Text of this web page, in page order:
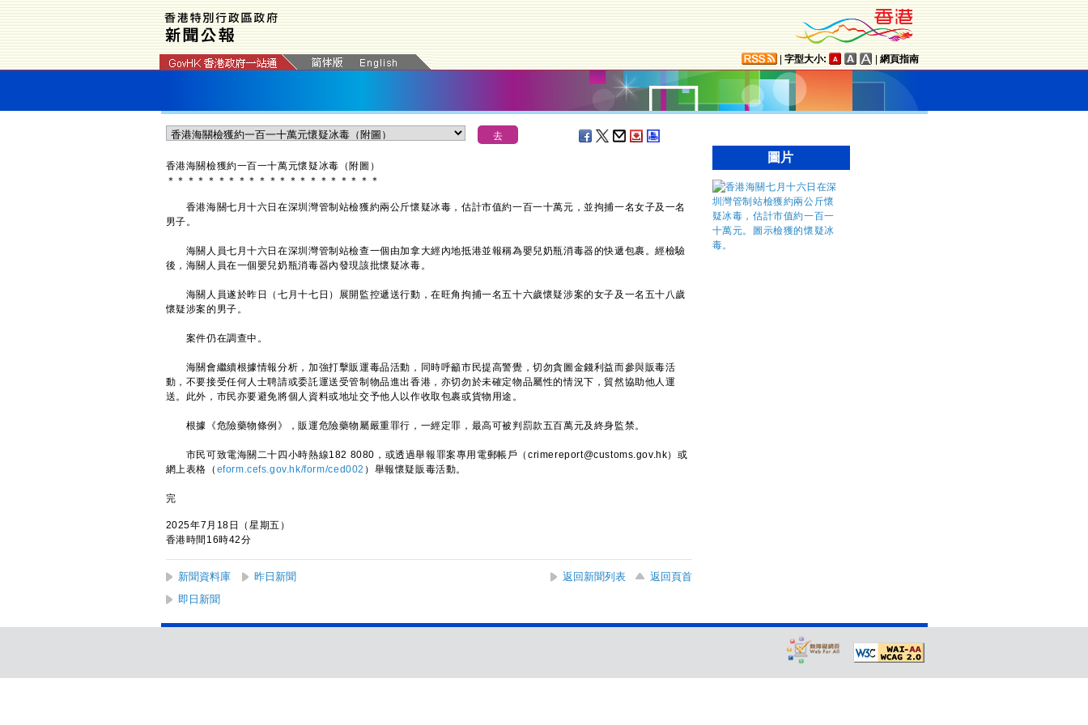
字型大小: 網頁指南
​香港海關檢獲約一百一十萬元懷疑冰毒（附圖）
＊ ＊ ＊ ＊ ＊ ＊ ＊ ＊ ＊ ＊ ＊ ＊ ＊ ＊ ＊ ＊ ＊ ＊ ＊ ＊ ＊
香港海關七月十六日在深圳灣管制站檢獲約兩公斤懷疑冰毒，估計市值約一百一十萬元，並拘捕一名女子及一名
男子。
海關人員七月十六日在深圳灣管制站檢查一個由加拿大經內地抵港並報稱為嬰兒奶瓶消毒器的快遞包裹。經檢驗
後，海關人員在一個嬰兒奶瓶消毒器內發現該批懷疑冰毒。
海關人員遂於昨日（七月十七日）展開監控遞送行動，在旺角拘捕一名五十六歲懷疑涉案的女子及一名五十八歲
懷疑涉案的男子。
案件仍在調查中。
海關會繼續根據情報分析，加強打擊販運毒品活動，同時呼籲市民提高警覺，切勿貪圖金錢利益而參與販毒活
動，不要接受任何人士聘請或委託運送受管制物品進出香港，亦切勿於未確定物品屬性的情況下，貿然協助他人運
送。此外，市民亦要避免將個人資料或地址交予他人以作收取包裹或貨物用途。
根據《危險藥物條例》，販運危險藥物屬嚴重罪行，一經定罪，最高可被判罰款五百萬元及終身監禁。
市民可致電海關二十四小時熱線182 8080，或透過舉報罪案專用電郵帳戶（crimereport@customs.gov.hk）或
網上表格（ eform.cefs.gov.hk/form/ced002 ）舉報懷疑販毒活動。
完
2025年7月18日（星期五）
香港時間16時42分
新聞資料庫 昨日新聞 返回新聞列表
返回頁首
即日新聞
圖片